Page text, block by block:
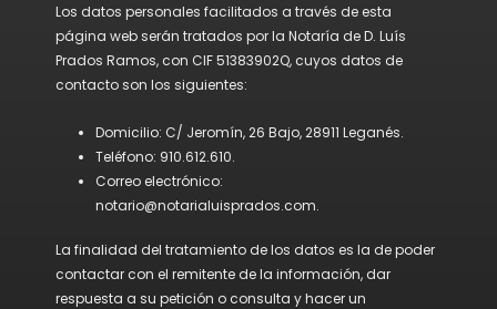
Los datos personales facilitados a través de esta
página web serán tratados por la Notaría de D. Luís
Prados Ramos, con CIF 51383902Q, cuyos datos de
contacto son los siguientes:
Domicilio: C/ Jeromín, 26 Bajo, 28911 Leganés.
Teléfono: 910.612.610.
Correo electrónico:
notario@notarialuisprados.com.
La finalidad del tratamiento de los datos es la de poder
contactar con el remitente de la información, dar
respuesta a su petición o consulta y hacer un